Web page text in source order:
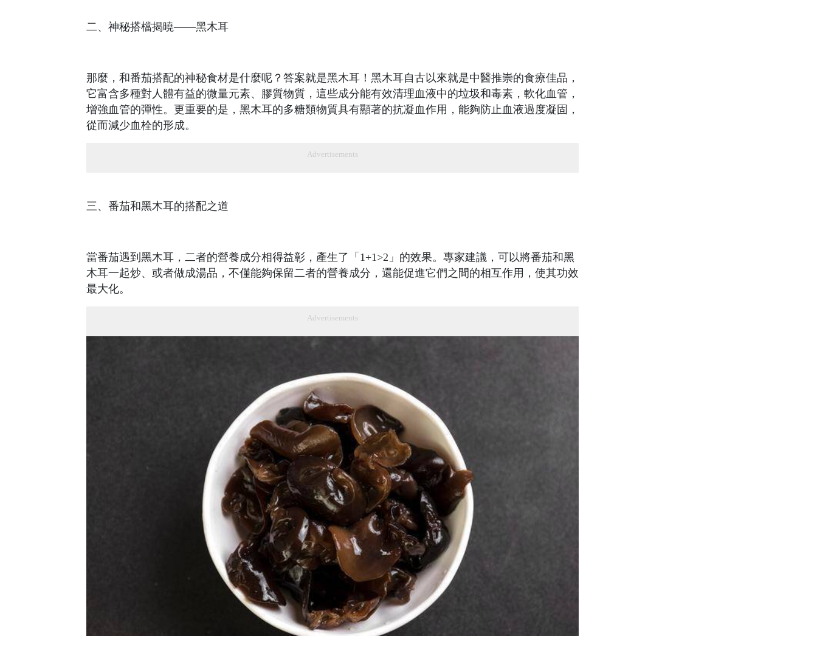
二、神秘搭檔揭曉——黑木耳
那麼，和番茄搭配的神秘食材是什麼呢？答案就是黑木耳！黑木耳自古以來就是中醫推崇的食療佳品，
它富含多種對人體有益的微量元素、膠質物質，這些成分能有效清理血液中的垃圾和毒素，軟化血管，
增強血管的彈性。更重要的是，黑木耳的多糖類物質具有顯著的抗凝血作用，能夠防止血液過度凝固，
從而減少血栓的形成。
Advertisements
三、番茄和黑木耳的搭配之道
當番茄遇到黑木耳，二者的營養成分相得益彰，產生了「1+1>2」的效果。專家建議，可以將番茄和黑
木耳一起炒、或者做成湯品，不僅能夠保留二者的營養成分，還能促進它們之間的相互作用，使其功效
最大化。
Advertisements